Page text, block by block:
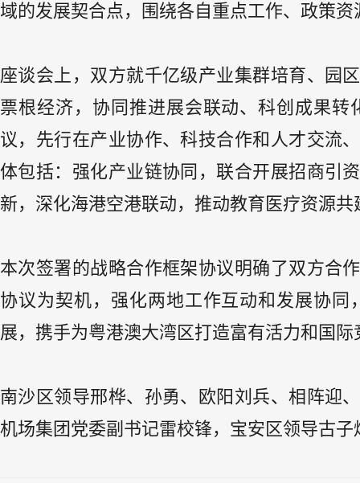
域的发展契合点，围绕各自重点工作、政策
座谈会上，双方就千亿级产业集群培育、园
票根经济，协同推进展会联动、科创成果
议，先行在产业协作、科技合作和人才交流
体包括：强化产业链协同，联合开展招商引
新，深化海港空港联动，推动教育医疗资源
本次签署的战略合作框架协议明确了双方合
协议为契机，强化两地工作互动和发展协
展，携手为粤港澳大湾区打造富有活力和国
南沙区领导邢桦、孙勇、欧阳刘兵、相阵迎
机场集团党委副书记雷校锋，宝安区领导古